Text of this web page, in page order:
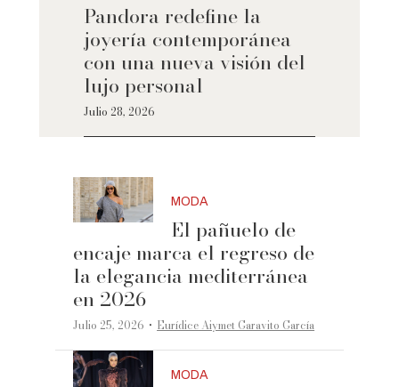
Pandora redefine la
joyería contemporánea
con una nueva visión del
lujo personal
Julio 28, 2026
MODA
El pañuelo de
encaje marca el regreso de
la elegancia mediterránea
en 2026
Julio 25, 2026 ·Eurídice Aiymet Garavito García
MODA